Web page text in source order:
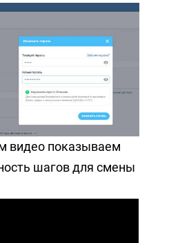
видео показываем
шагов для смены